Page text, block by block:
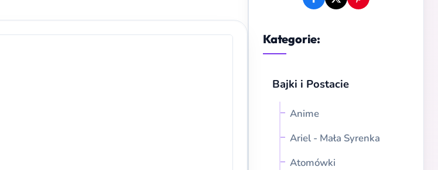
Kategorie:
Bajki i Postacie
Anime
Ariel - Mała Syrenka
Atomówki